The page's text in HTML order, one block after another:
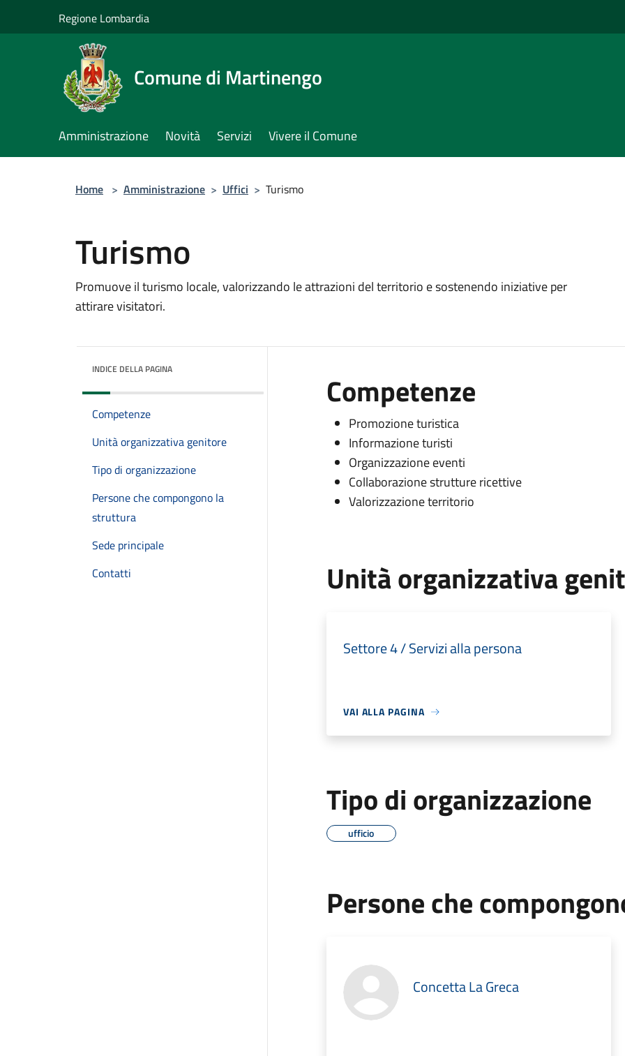
Regione Lombardia
Comune di Martinengo
Amministrazione Novità Servizi Vivere il Comune
Home > Amministrazione > Uffici > Turismo
Turismo
Promuove il turismo locale, valorizzando le attrazioni del territorio e sostenendo iniziative per
attirare visitatori.
INDICE DELLA PAGINA
Competenze
Unità organizzativa genitore
Tipo di organizzazione
Persone che compongono la
struttura
Sede principale
Contatti
Competenze
Promozione turistica
Informazione turisti
Organizzazione eventi
Collaborazione strutture ricettive
Valorizzazione territorio
Unità organizzativa
Settore 4 / Servizi alla persona
VAI ALLA PAGINA
Tipo di organizzazione
ufficio
Persone che
Concetta La Greca